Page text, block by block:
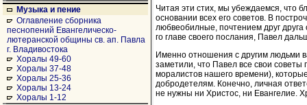
Музыка и пение
Оглавление сборника
песнопений Евангелическо-
лютеранской общины св. ап. Павла
г. Владивостока
Хоралы 49-60
Хоралы 37-48
Хоралы 25-36
Хоралы 13-24
Хоралы 1-12
Читая эти стих, мы убеждаемся, что
основании всех его советов. В
любвеобилные, почтением друг
го главе своего послания, Павел
Именно отношения с другим людьми
заметили, что Павел все свои
моралистов нашего времени),
добродетелям. Конечно, личная
не нужны ни Христос, ни Евангелие.